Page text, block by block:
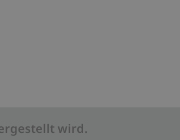
wird.